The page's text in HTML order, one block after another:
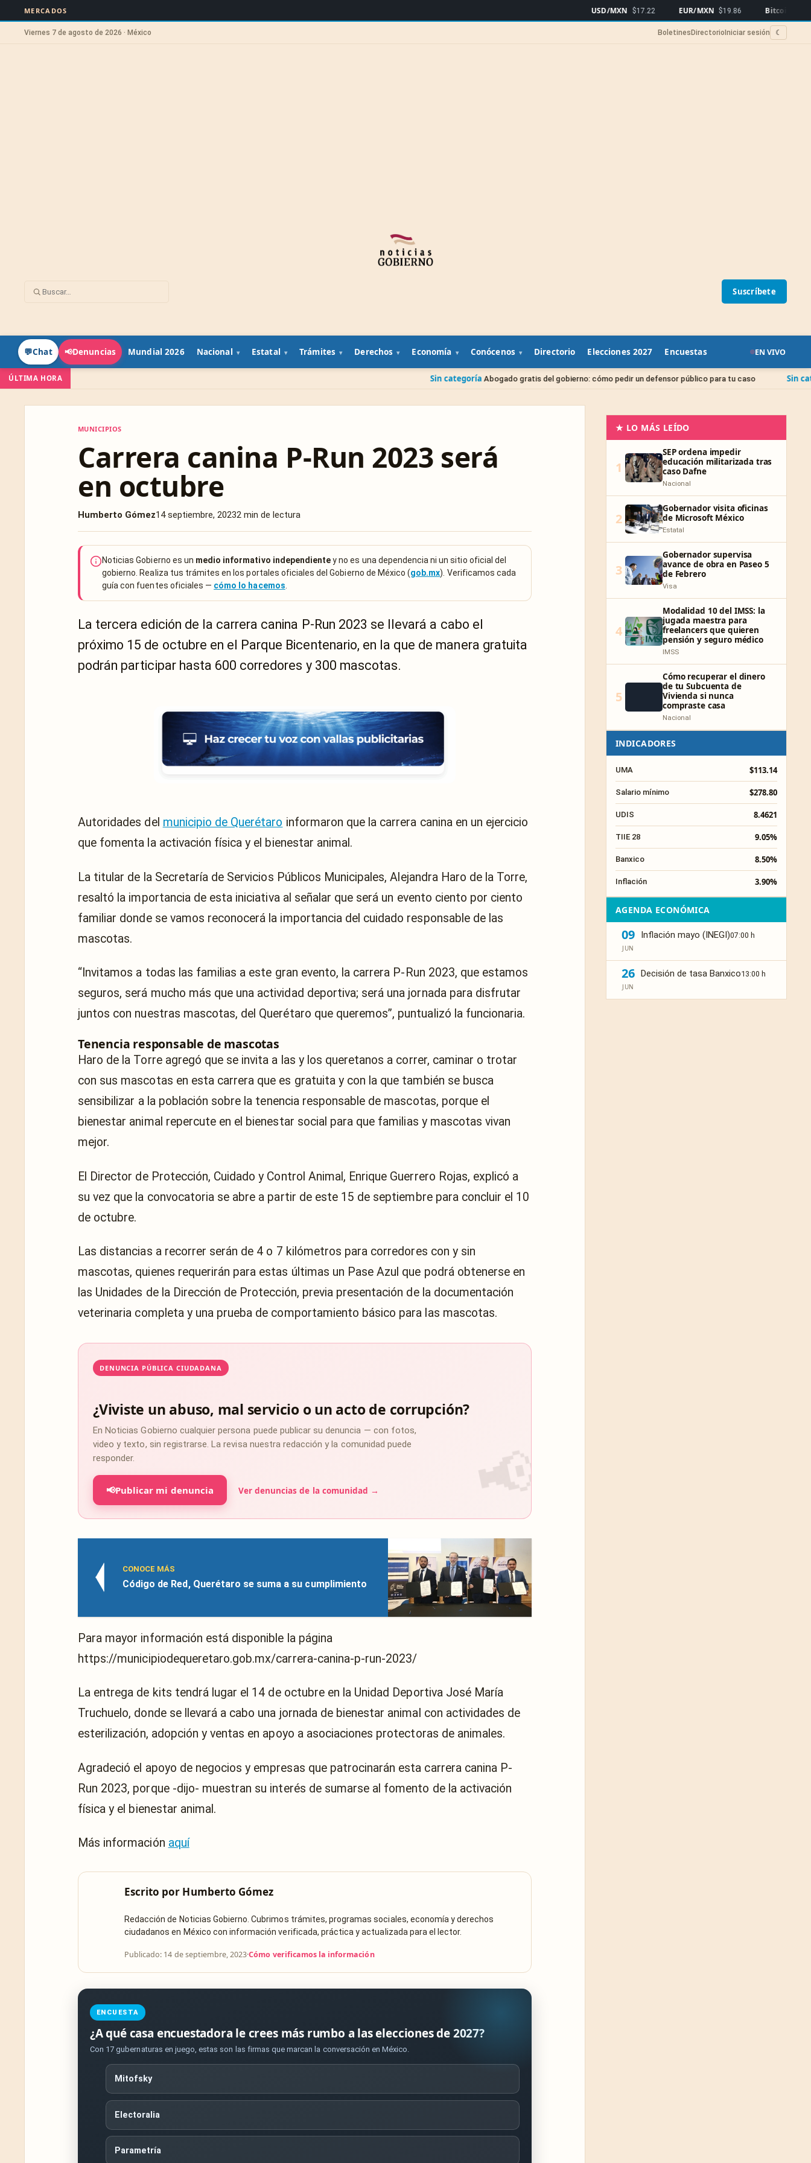
MERCADOS USD/MXN $17.22 EUR/MXN $19.86 Bitcoin $64,344
Viernes 7 de agosto de 2026 · México Boletines Directorio Iniciar sesión ☾
Suscríbete
💬Chat 📢Denuncias Mundial 2026 Nacional Estatal Trámites Derechos Economía Conócenos Directorio Elecciones 2027 Encuestas EN VIVO
ÚLTIMA HORA Abogado gratis del gobierno: cómo pedir un defensor público para tu caso Sin categoría Juicio de
MUNICIPIOS
Carrera canina P-Run 2023 será
en octubre
Humberto Gómez14 septiembre, 20232 min de lectura
Noticias Gobierno es un medio informativo independientey no es una dependencia ni un sitio oficial del
gobierno. Realiza tus trámites en los portales oficiales del Gobierno de México (gob.mx). Verificamos cada
guía con fuentes oficiales — cómo lo hacemos
La tercera edición de la carrera canina P-Run 2023 se llevará a cabo el
próximo 15 de octubre en el Parque Bicentenario, en la que de manera gratuita
podrán participar hasta 600 corredores y 300 mascotas.
Autoridades del municipio de Querétaro informaron que la carrera canina en un ejercicio
que fomenta la activación física y el bienestar animal.
La titular de la Secretaría de Servicios Públicos Municipales, Alejandra Haro de la Torre,
resaltó la importancia de esta iniciativa al señalar que será un evento ciento por ciento
familiar donde se vamos reconocerá la importancia del cuidado responsable de las
mascotas.
“Invitamos a todas las familias a este gran evento, la carrera P-Run 2023, que estamos
seguros, será mucho más que una actividad deportiva; será una jornada para disfrutar
juntos con nuestras mascotas, del Querétaro que queremos”, puntualizó la funcionaria.
Tenencia responsable de mascotas
Haro de la Torre agregó que se invita a las y los queretanos a correr, caminar o trotar
con sus mascotas en esta carrera que es gratuita y con la que también se busca
sensibilizar a la población sobre la tenencia responsable de mascotas, porque el
bienestar animal repercute en el bienestar social para que familias y mascotas vivan
mejor.
El Director de Protección, Cuidado y Control Animal, Enrique Guerrero Rojas, explicó a
su vez que la convocatoria se abre a partir de este 15 de septiembre para concluir el 10
de octubre.
Las distancias a recorrer serán de 4 o 7 kilómetros para corredores con y sin
mascotas, quienes requerirán para estas últimas un Pase Azul que podrá obtenerse en
las Unidades de la Dirección de Protección, previa presentación de la documentación
veterinaria completa y una prueba de comportamiento básico para las mascotas.
DENUNCIA PÚBLICA CIUDADANA
¿Viviste un abuso, mal servicio o un acto de corrupción?
En Noticias Gobierno cualquier persona puede publicar su denuncia — con fotos,
video y texto, sin registrarse. La revisa nuestra redacción y la comunidad puede
responder.
📢Publicar mi denuncia Ver denuncias de la comunidad →
CONOCE MÁS
Código de Red, Querétaro se suma a su cumplimiento
Para mayor información está disponible la página
https://municipiodequeretaro.gob.mx/carrera-canina-p-run-2023/
La entrega de kits tendrá lugar el 14 de octubre en la Unidad Deportiva José María
Truchuelo, donde se llevará a cabo una jornada de bienestar animal con actividades de
esterilización, adopción y ventas en apoyo a asociaciones protectoras de animales.
Agradeció el apoyo de negocios y empresas que patrocinarán esta carrera canina P-
Run 2023, porque -dijo- muestran su interés de sumarse al fomento de la activación
física y el bienestar animal.
Más información aquí
Escrito por Humberto Gómez
Redacción de Noticias Gobierno. Cubrimos trámites, programas sociales, economía y derechos
ciudadanos en México con información verificada, práctica y actualizada para el lector.
Publicado: 14 de septiembre, 2023·Cómo verificamos la información
ENCUESTA
¿A qué casa encuestadora le crees más rumbo a las elecciones de 2027?
Con 17 gubernaturas en juego, estas son las firmas que marcan la conversación en México.
Mitofsky
Electoralia
Parametría
★ LO MÁS LEÍDO
1
SEP ordena impedir
educación militarizada tras
caso Dafne
Nacional
2
Gobernador visita oficinas
de Microsoft México
Estatal
3
Gobernador supervisa
avance de obra en Paseo 5
de Febrero
Visa
4
Modalidad 10 del IMSS: la
jugada maestra para
freelancers que quieren
pensión y seguro médico
IMSS
5
Cómo recuperar el dinero
de tu Subcuenta de
Vivienda si nunca
compraste casa
Nacional
INDICADORES
UMA $113.14
Salario mínimo $278.80
UDIS 8.4621
TIIE 28 9.05%
Banxico 8.50%
Inflación 3.90%
AGENDA ECONÓMICA
09
JUN
Inflación mayo (INEGI)07:00 h
26
JUN
Decisión de tasa Banxico13:00 h